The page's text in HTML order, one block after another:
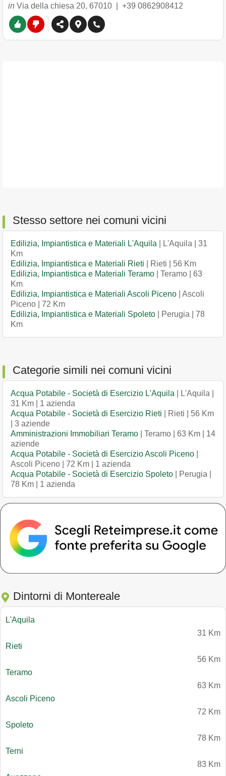
in Via della chiesa 20, 67010 +39 0862908412
Stesso settore nei comuni vicini
Edilizia, Impiantistica e Materiali L'Aquila | L'Aquila | 31
Km
Edilizia, Impiantistica e Materiali Rieti | Rieti | 56 Km
Edilizia, Impiantistica e Materiali Teramo | Teramo | 63
Km
Edilizia, Impiantistica e Materiali Ascoli Piceno | Ascoli
Piceno | 72 Km
Edilizia, Impiantistica e Materiali Spoleto | Perugia | 78
Km
Categorie simili nei comuni vicini
Acqua Potabile - Società di Esercizio L'Aquila | L'Aquila |
31 Km | 1 azienda
Acqua Potabile - Società di Esercizio Rieti | Rieti | 56 Km
| 3 aziende
Amministrazioni Immobiliari Teramo | Teramo | 63 Km | 14
aziende
Acqua Potabile - Società di Esercizio Ascoli Piceno
Ascoli Piceno | 72 Km | 1 azienda
Acqua Potabile - Società di Esercizio Spoleto | Perugia |
78 Km | 1 azienda
Dintorni di Montereale
L'Aquila
31 Km
Rieti
56 Km
Teramo
63 Km
Ascoli Piceno
72 Km
Spoleto
78 Km
Terni
83 Km